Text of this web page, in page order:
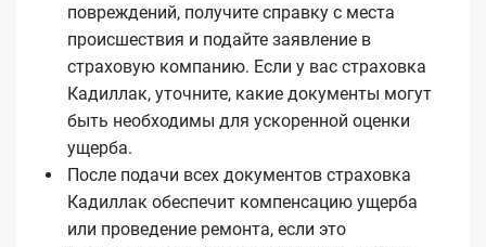
повреждений, получите справку с места
происшествия и подайте заявление в
страховую компанию. Если у вас страховка
Кадиллак, уточните, какие документы могут
быть необходимы для ускоренной оценки
ущерба.
После подачи всех документов страховка
Кадиллак обеспечит компенсацию ущерба
или проведение ремонта, если это